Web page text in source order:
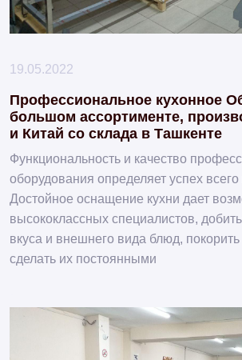
19.05.2022
Профессиональное кухонное
большом ассортименте,
и Китай со склада в Ташкенте
Функциональность и качество
оборудования определяет успех
Достойное оснащение кухни дает
высококлассных специалистов,
вкуса и внешнего вида блюд, покорить
сделать их постоянными